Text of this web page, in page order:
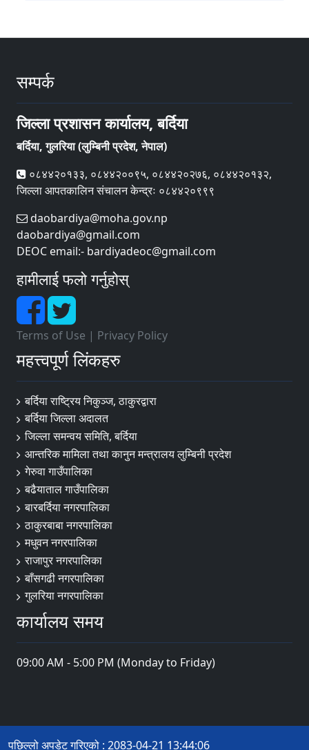
सम्पर्क
जिल्ला प्रशासन कार्यालय, बर्दिया
बर्दिया, गुलरिया (लुम्बिनी प्रदेश, नेपाल)
०८४४२०१३३, ०८४४२००९५, ०८४४२०२७६, ०८४४२०१३२,
जिल्ला आपतकालिन संचालन केन्द्रः ०८४४२०९९९
daobardiya@moha.gov.np
daobardiya@gmail.com
DEOC email:- bardiyadeoc@gmail.com
हामीलाई फलो गर्नुहोस्
Terms of Use | Privacy Policy
महत्त्वपूर्ण लिंकहरु
बर्दिया राष्ट्रिय निकुञ्ज, ठाकुरद्वारा
बर्दिया जिल्ला अदालत
जिल्ला समन्वय समिति, बर्दिया
आन्तरिक मामिला तथा कानुन मन्त्रालय लुम्बिनी प्रदेश
गेरुवा गाउँपालिका
बढैयाताल गाउँपालिका
बारबर्दिया नगरपालिका
ठाकुरबाबा नगरपालिका
मधुवन नगरपालिका
राजापुर नगरपालिका
बाँसगढी नगरपालिका
गुलरिया नगरपालिका
कार्यालय समय
09:00 AM - 5:00 PM (Monday to Friday)
पछिल्लो अपडेट गरिएको : 2083-04-21 13:44:06